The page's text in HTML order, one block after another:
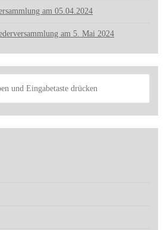
am 05.04.2024
am 5. Mai 2024